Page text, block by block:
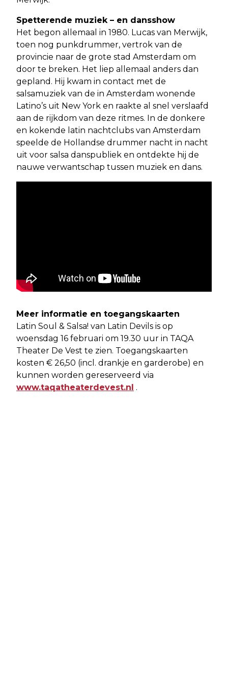
Spetterende muziek – en dansshow
Het begon allemaal in 1980. Lucas van Merwijk,
toen nog punkdrummer, vertrok van de
provincie naar de grote stad Amsterdam om
door te breken. Het liep allemaal anders dan
gepland. Hij kwam in contact met de
salsamuziek van de in Amsterdam wonende
Latino’s uit New York en raakte al snel verslaafd
aan de rijkdom van deze ritmes. In de donkere
en kokende latin nachtclubs van Amsterdam
speelde de Hollandse drummer nacht in nacht
uit voor salsa danspubliek en ontdekte hij de
nauwe verwantschap tussen muziek en dans.
Meer informatie en toegangskaarten
Latin Soul & Salsa! van Latin Devils is op
woensdag 16 februari om 19.30 uur in TAQA
Theater De Vest te zien. Toegangskaarten
kosten € 26,50 (incl. drankje en garderobe) en
kunnen worden gereserveerd via
www.taqatheaterdevest.nl .